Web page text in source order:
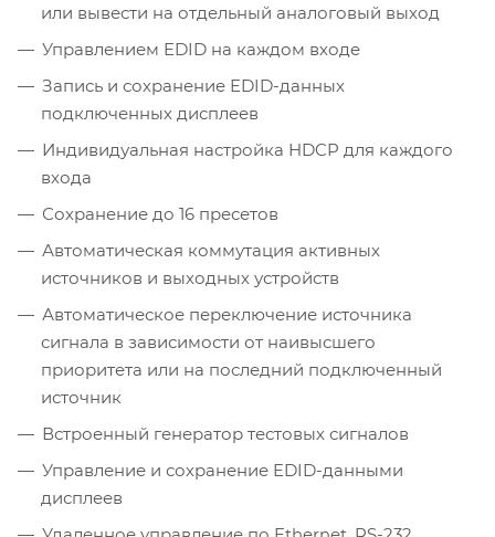
или вывести на отдельный аналоговый выход
Управлением EDID на каждом входе
Запись и сохранение EDID-данных
подключенных дисплеев
Индивидуальная настройка HDCP для каждого
входа
Сохранение до 16 пресетов
Автоматическая коммутация активных
источников и выходных устройств
Автоматическое переключение источника
сигнала в зависимости от наивысшего
приоритета или на последний подключенный
источник
Встроенный генератор тестовых сигналов
Управление и сохранение EDID-данными
дисплеев